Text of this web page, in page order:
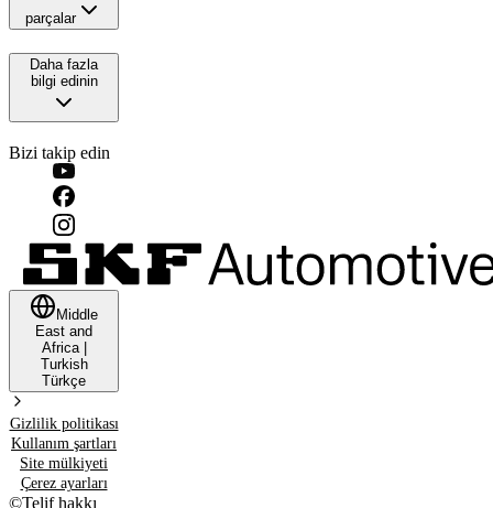
parçalar
Daha fazla
bilgi edinin
Bizi takip edin
Middle
East and
Africa|
Turkish
Türkçe
Gizlilik politikası
Kullanım şartları
Site mülkiyeti
Çerez ayarları
©Telif hakkı